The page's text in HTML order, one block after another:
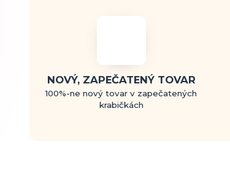
NOVÝ, ZAPEČATENÝ TOVAR
100%-ne nový tovar v zapečatených
krabičkách